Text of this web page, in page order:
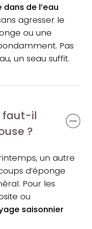
de l’eau
agresser le
ou une
Pas
un seau suffit.
faut-il
?
un autre
d’éponge
Pour les
ou
saisonnier